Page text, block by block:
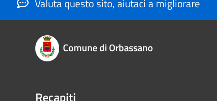
Valuta questo sito, aiutaci a migliorare
Comune di Orbassano
Recapiti